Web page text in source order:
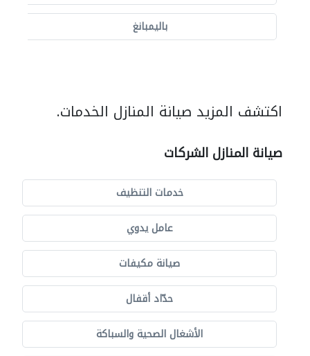
باليمبانغ
اكتشف المزيد صيانة المنازل الخدمات.
صيانة المنازل الشركات
خدمات التنظيف
عامل يدوي
صيانة مكيفات
حدّاد أقفال
الأشغال الصحية والسباكة